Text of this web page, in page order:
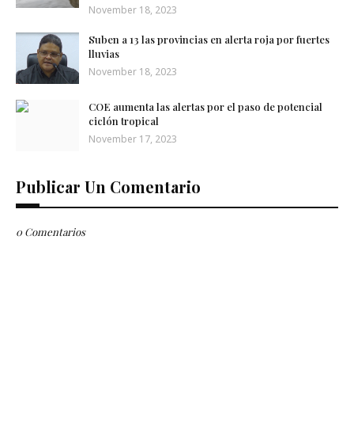
November 18, 2023
Suben a 13 las provincias en alerta roja por fuertes
lluvias
November 18, 2023
COE aumenta las alertas por el paso de potencial
ciclón tropical
November 17, 2023
Publicar Un Comentario
0 Comentarios